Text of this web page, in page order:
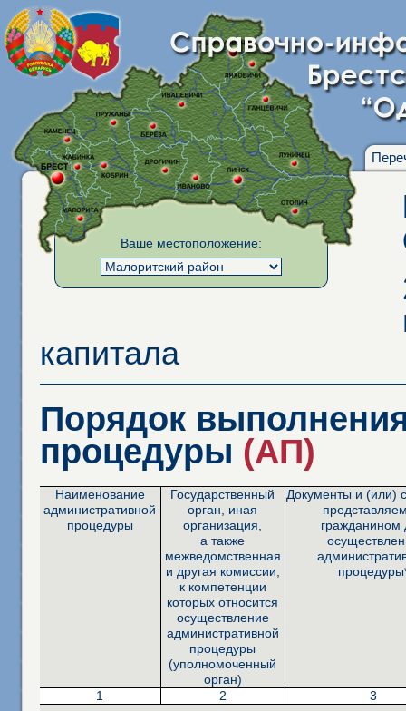
Ваше местоположение:
капитала
Порядок
процедуры (АП)
Наименование
административной
процедуры
Государственный
орган, иная
организация,
а также
межведомственная
и другая комиссии,
к компетенции
которых относится
осуществление
административной
процедуры
(уполномоченный
орган)
Документы и (или)
гражданином
1 2 3